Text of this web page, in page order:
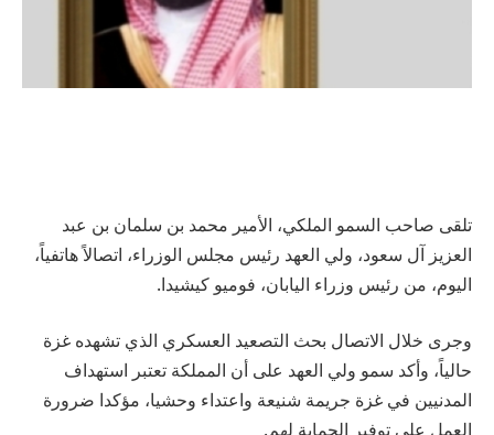
تلقى صاحب السمو الملكي، الأمير محمد بن سلمان بن عبد
العزيز آل سعود، ولي العهد رئيس مجلس الوزراء، اتصالاً هاتفياً،
اليوم، من رئيس وزراء اليابان، فوميو كيشيدا.
وجرى خلال الاتصال بحث التصعيد العسكري الذي تشهده غزة
حالياً، وأكد سمو ولي العهد على أن المملكة تعتبر استهداف
المدنيين في غزة جريمة شنيعة واعتداء وحشيا، مؤكدا ضرورة
العمل على توفير الحماية لهم.